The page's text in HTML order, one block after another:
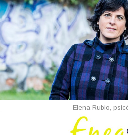
Elena Rubio,